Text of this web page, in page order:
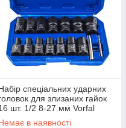
спеціальних ударних
для злизаних гайок
шт. 1/2 8-27 мм Vorfal
в наявності